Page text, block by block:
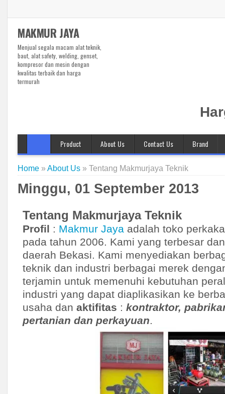
MAKMUR JAYA
Menjual segala macam alat teknik,
baut, alat safety, welding, genset,
kompresor dan mesin dengan
kwalitas terbaik dan harga
termurah
Product
Alat Teknik
Welding Bekasi
Kompresor Bekasi
Genset Bekasi
Baut Bekasi
Ball Valve
Safety Bekasi
Welding Equipment
Mesin Molen
Power Tools
About Us Contact Us Brand
3M
Bando
Bosch
Broco
Bull
Ceda
Chiyoda
CKE
Daesung
Daimaru
DCA
Dewalt
Dextone
Dongcheng
Dongfeng
Home » About Us » Tentang Makmurjaya Teknik
Minggu, 01 September 2013
Tentang Makmurjaya Teknik
Profil : Makmur Jaya adalah toko
pada tahun 2006. Kami yang terbesar
daerah Bekasi. Kami menyediakan
teknik dan industri berbagai merek
terjamin untuk memenuhi kebutuhan
industri yang dapat diaplikasikan ke
usaha dan aktifitas : kontraktor,
pertanian dan perkayuan.